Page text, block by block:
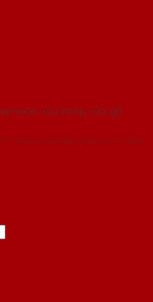
cửa thép cửa gỗ
- www.cuathepcuago.com | Đơn